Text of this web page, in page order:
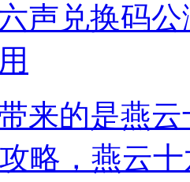
六声兑换码
来的是燕
略，燕云